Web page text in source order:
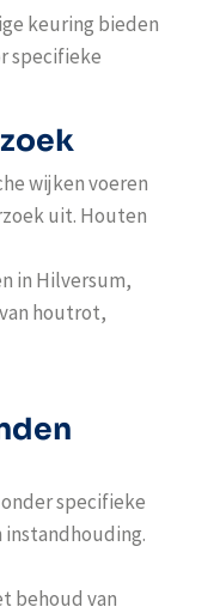
keuring bieden
specifieke
wijken voeren
uit. Houten
in Hilversum,
houtrot,
specifieke
behoud van